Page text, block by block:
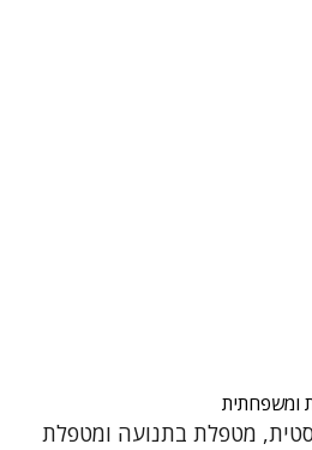
ומשפחתית
מטפלת בתנועה ומטפלת